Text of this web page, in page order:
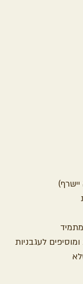
לעגבניות